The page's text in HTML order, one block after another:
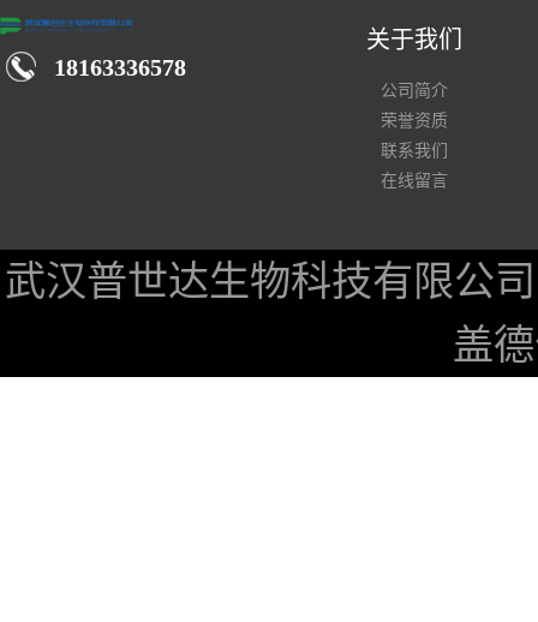
18163336578
关于我们
公司简介
荣誉资质
联系我们
在线留言
武汉普世达生物科技有限公司
盖